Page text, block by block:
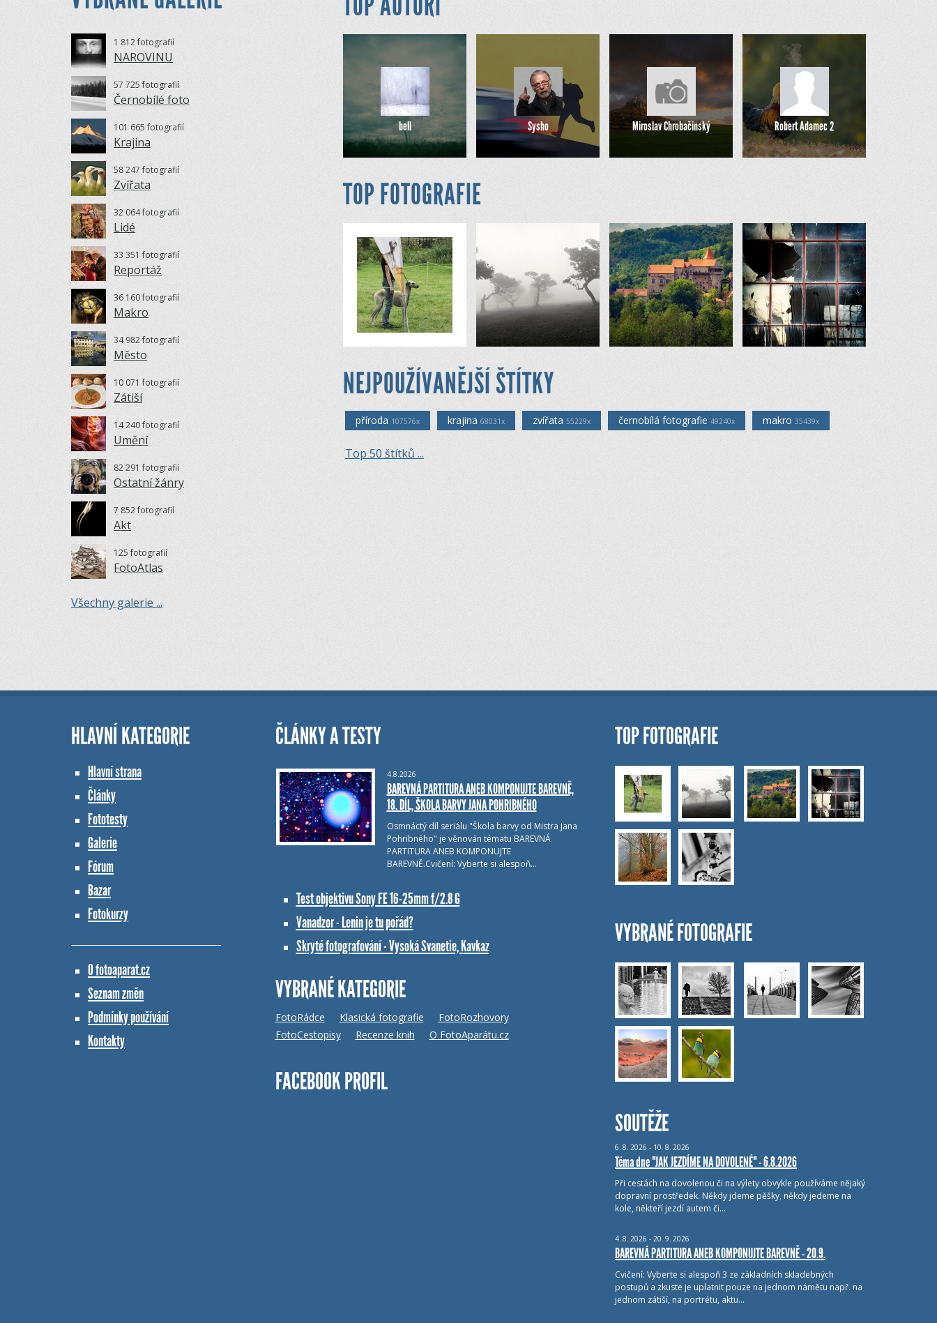
1 812 fotografií
NAROVINU
57 725 fotografií
Černobílé foto
101 665 fotografií
Krajina
58 247 fotografií
Zvířata
32 064 fotografií
Lidé
33 351 fotografií
Reportáž
36 160 fotografií
Makro
34 982 fotografií
Město
10 071 fotografií
Zátiší
14 240 fotografií
Umění
82 291 fotografií
Ostatní žánry
7 852 fotografií
Akt
125 fotografií
FotoAtlas
Všechny galerie ...
bell Sysho Miroslav Chrobačinský Robert Adamec 2
TOP FOTOGRAFIE
NEJPOUŽÍVANĚJŠÍ ŠTÍTKY
příroda 107576x krajina 68031x zvířata 55229x černobílá fotografie 49240x makro 35439x
Top 50 štítků ...
HLAVNÍ KATEGORIE
Hlavní strana
Články
Fototesty
Galerie
Fórum
Bazar
Fotokurzy
O fotoaparat.cz
Seznam změn
Podmínky používání
Kontakty
ČLÁNKY A TESTY
4.8.2026
BAREVNÁ PARTITURA ANEB KOMPONUJTE BAREVNĚ,
18. DÍL, ŠKOLA BARVY JANA POHRIBNÉHO
Osmnáctý díl seriálu "Škola barvy od Mistra Jana
Pohribného" je věnován tématu BAREVNÁ
PARTITURA ANEB KOMPONUJTE
BAREVNĚ.Cvičení: Vyberte si alespoň…
Test objektivu Sony FE 16-25mm f/2.8 G
Vanadzor - Lenin je tu pořád?
Skryté fotografování - Vysoká Svanetie, Kavkaz
VYBRANÉ KATEGORIE
FotoRádce Klasická fotografie
FotoRozhovory
FotoCestopisy
Recenze knih O FotoAparátu.cz
FACEBOOK PROFIL
TOP FOTOGRAFIE
VYBRANÉ FOTOGRAFIE
SOUTĚŽE
6. 8. 2026 - 10. 8. 2026
Téma dne "JAK JEZDÍME NA DOVOLENÉ" - 6.8.2026
Při cestách na dovolenou či na výlety obvykle používáme nějaký
dopravní prostředek. Někdy jdeme pěšky, někdy jedeme na
kole, někteří jezdí autem či…
4. 8. 2026 - 20. 9. 2026
BAREVNÁ PARTITURA ANEB KOMPONUJTE BAREVNĚ - 20.9.
Cvičení: Vyberte si alespoň 3 ze základních skladebných
postupů a zkuste je uplatnit pouze na jednom námětu např. na
jednom zátiší, na portrétu, aktu…